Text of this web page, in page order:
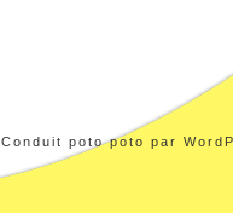
Conduit poto poto par